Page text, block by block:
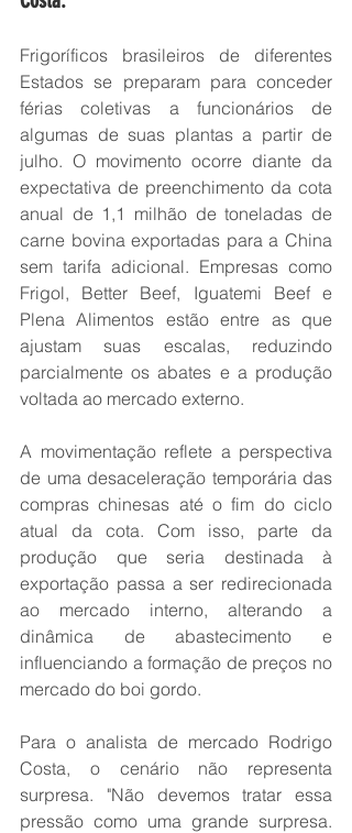
Frigoríficos brasileiros de diferentes
Estados se preparam para conceder
férias coletivas a funcionários de
algumas de suas plantas a partir de
julho. O movimento ocorre diante da
expectativa de preenchimento da cota
anual de 1,1 milhão de toneladas de
carne bovina exportadas para a China
sem tarifa adicional. Empresas como
Frigol, Better Beef, Iguatemi Beef e
Plena Alimentos estão entre as que
ajustam suas escalas, reduzindo
parcialmente os abates e a produção
voltada ao mercado externo.
A movimentação reflete a perspectiva
de uma desaceleração temporária das
compras chinesas até o fim do ciclo
atual da cota. Com isso, parte da
produção que seria destinada à
exportação passa a ser redirecionada
ao mercado interno, alterando a
dinâmica de abastecimento e
influenciando a formação de preços no
mercado do boi gordo.
Para o analista de mercado Rodrigo
Costa, o cenário não representa
surpresa. "Não devemos tratar essa
pressão como uma grande surpresa.